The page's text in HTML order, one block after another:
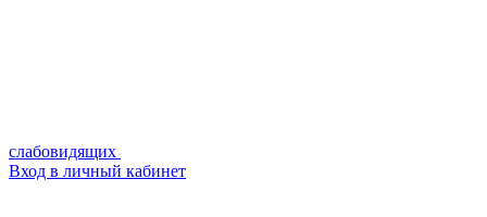
слабовидящих
Вход в личный кабинет